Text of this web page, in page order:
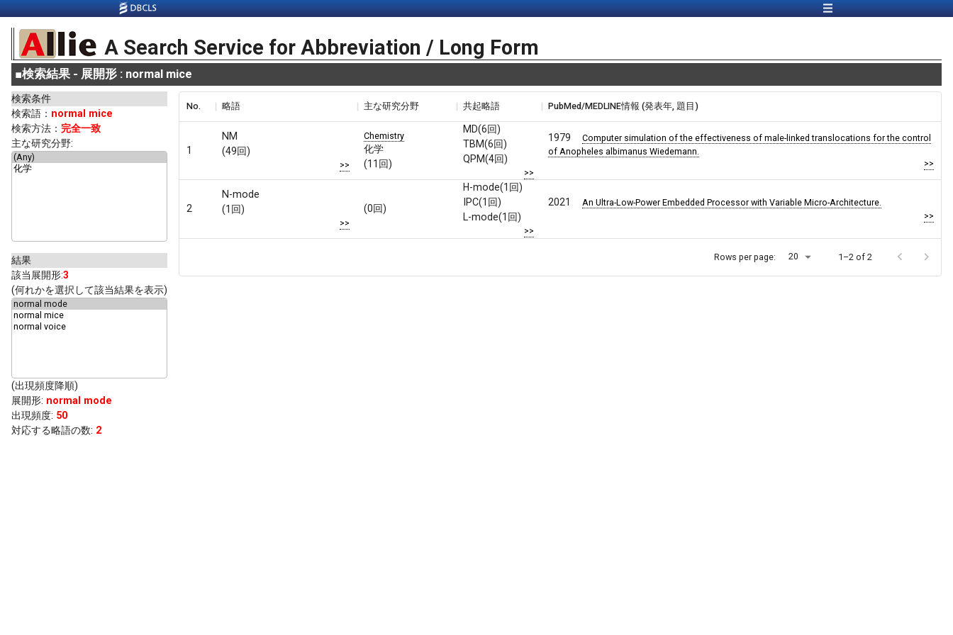
A Search Service for Abbreviation / Long Form
■検索結果 - 展開形 : normal mice
検索条件
検索語： normal mice
検索方法： 完全一致
主な研究分野:
結果
該当展開形:3
(何れかを選択して該当結果を表示)
(出現頻度降順)
展開形: normal mode
出現頻度: 50
対応する略語の数: 2
No. 略語 主な研究分野 共起略語 PubMed/MEDLINE情報 (発表年, 題目)
1
NM
(49回)
>>
Chemistry
化学
(11回)
MD(6回)
TBM(6回)
QPM(4回)
>>
1979
Computer simulation of the effectiveness of male-linked translocations for the control
of Anopheles albimanus Wiedemann.
>>
2
N-mode
(1回)
>>
(0回)
H-mode(1回)
IPC(1回)
L-mode(1回)
>>
2021
An Ultra-Low-Power Embedded Processor with Variable Micro-Architecture.
>>
Rows per page: 20 1–2 of 2